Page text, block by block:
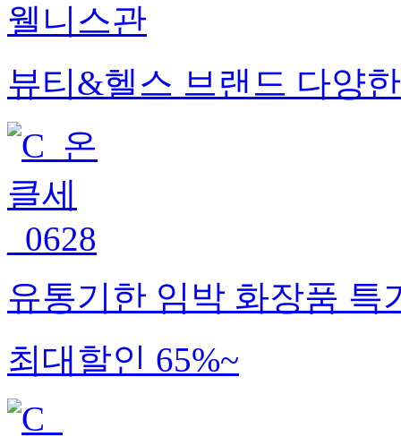
웰니스관
뷰티&헬스 브랜드 다양
유통기한 임박 화장품 특
최대할인 65%~